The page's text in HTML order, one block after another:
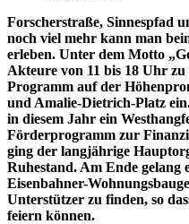
Forscherstraße, Sinnespfad
noch viel mehr kann man
erleben. Unter dem Motto
Akteure von 11 bis 18 Uhr
Programm auf der
und Amalie-Dietrich-Platz
in diesem Jahr ein
Förderprogramm zur
ging der langjährige
Ruhestand. Am Ende gelang
Eisenbahner-
Unterstützer zu finden, so
feiern können.